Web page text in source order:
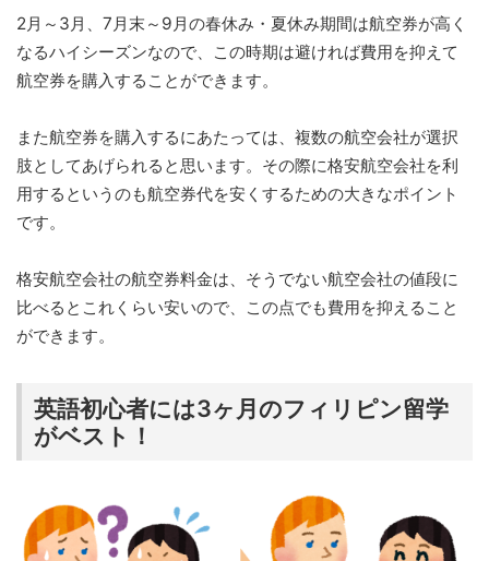
2月～3月、7月末～9月の春休み・夏休み期間は航空券が高く
なるハイシーズンなので、この時期は避ければ費用を抑えて
航空券を購入することができます。
また航空券を購入するにあたっては、複数の航空会社が選択
肢としてあげられると思います。その際に格安航空会社を利
用するというのも航空券代を安くするための大きなポイント
です。
格安航空会社の航空券料金は、そうでない航空会社の値段に
比べるとこれくらい安いので、この点でも費用を抑えること
ができます。
英語初心者には3ヶ月のフィリピン留学
がベスト！